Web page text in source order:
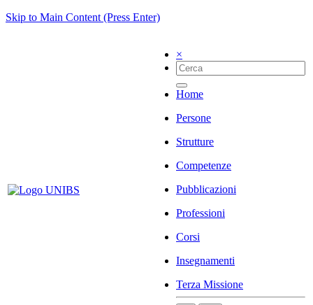
Skip to Main Content (Press Enter)
×
Home
Persone
Strutture
Competenze
Pubblicazioni
Professioni
Corsi
Insegnamenti
Terza Missione